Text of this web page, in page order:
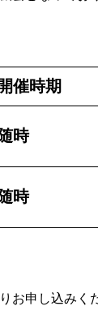
開催時期
随時
随時
お申し込みく